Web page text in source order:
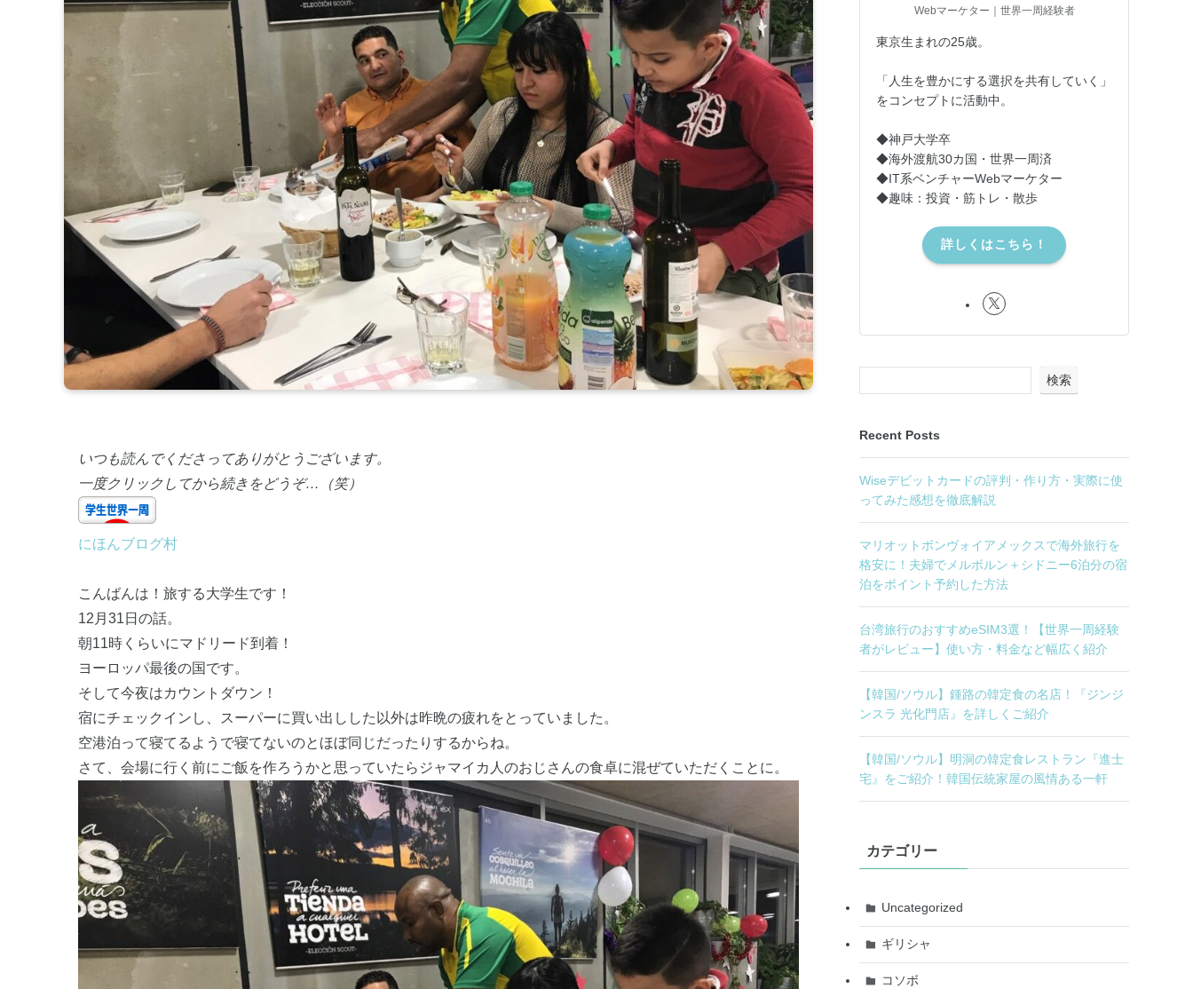
いつも読んでくださってありがとうございます。
一度クリックしてから続きをどうぞ…（笑）
にほんブログ村
こんばんは！旅する大学生です！
12月31日の話。
朝11時くらいにマドリード到着！
ヨーロッパ最後の国です。
そして今夜はカウントダウン！
宿にチェックインし、スーパーに買い出しした以外は昨晩の疲れをとっていました。
空港泊って寝てるようで寝てないのとほぼ同じだったりするからね。
さて、会場に行く前にご飯を作ろうかと思っていたらジャマイカ人のおじさんの食卓に混ぜていただくことに。
Webマーケター｜世界一周経験者
東京生まれの25歳。
「人生を豊かにする選択を共有していく」
をコンセプトに活動中。
◆神戸大学卒
◆海外渡航30カ国・世界一周済
◆IT系ベンチャーWebマーケター
◆趣味：投資・筋トレ・散歩
詳しくはこちら！
検索
Recent Posts
Wiseデビットカードの評判・作り方・実際に使
ってみた感想を徹底解説
マリオットボンヴォイアメックスで海外旅行を
格安に！夫婦でメルボルン＋シドニー6泊分の宿
泊をポイント予約した方法
台湾旅行のおすすめeSIM3選！【世界一周経験
者がレビュー】使い方・料金など幅広く紹介
【韓国/ソウル】鍾路の韓定食の名店！『ジンジ
ンスラ 光化門店』を詳しくご紹介
【韓国/ソウル】明洞の韓定食レストラン『進士
宅』をご紹介！韓国伝統家屋の風情ある一軒
カテゴリー
Uncategorized
ギリシャ
コソボ